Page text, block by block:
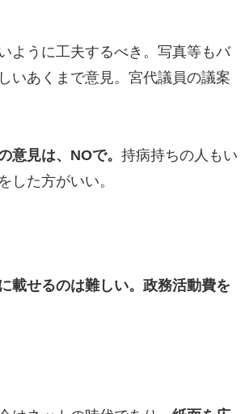
ように工夫するべき。写真等もバ
いあくまで意見。宮代議員の議案
意見は、NOで。 持病持ちの人もい
した方がいい。
載せるのは難しい。政務活動費を